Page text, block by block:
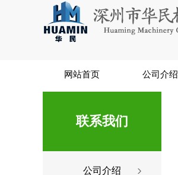
网站首页 公司介绍
联系我们
公司介绍